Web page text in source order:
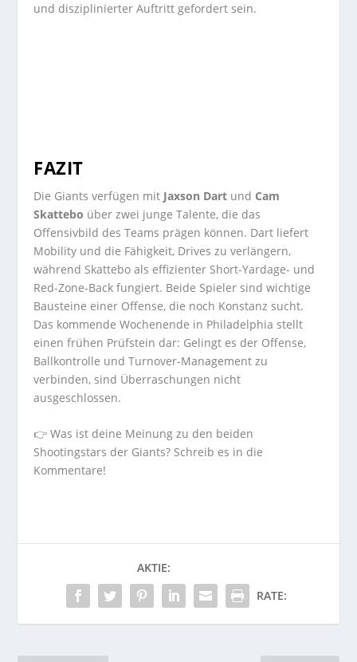
und disziplinierter Auftritt gefordert sein.
FAZIT
Die Giants verfügen mit Jaxson Dart und Cam
Skattebo über zwei junge Talente, die das
Offensivbild des Teams prägen können. Dart liefert
Mobility und die Fähigkeit, Drives zu verlängern,
während Skattebo als effizienter Short-Yardage- und
Red-Zone-Back fungiert. Beide Spieler sind wichtige
Bausteine einer Offense, die noch Konstanz sucht.
Das kommende Wochenende in Philadelphia stellt
einen frühen Prüfstein dar: Gelingt es der Offense,
Ballkontrolle und Turnover-Management zu
verbinden, sind Überraschungen nicht
ausgeschlossen.
👉 Was ist deine Meinung zu den beiden
Shootingstars der Giants? Schreib es in die
Kommentare!
AKTIE:
RATE: